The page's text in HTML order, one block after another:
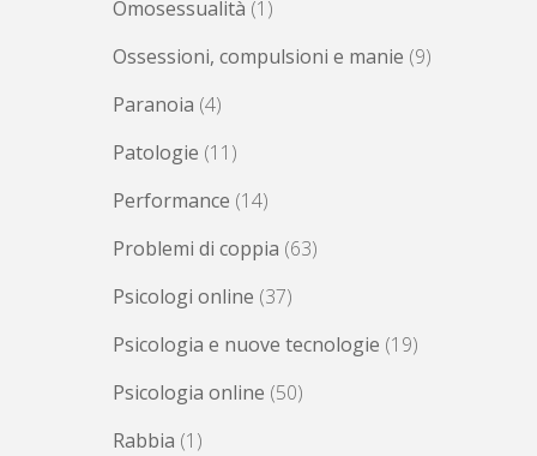
Omosessualità (1)
Ossessioni, compulsioni e manie (9)
Paranoia (4)
Patologie (11)
Performance (14)
Problemi di coppia (63)
Psicologi online (37)
Psicologia e nuove tecnologie (19)
Psicologia online (50)
Rabbia (1)